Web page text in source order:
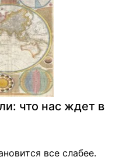
что нас ждет в
все слабее.